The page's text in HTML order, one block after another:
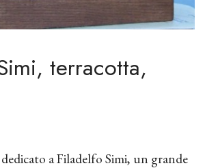
terracotta,
a Filadelfo Simi, un grande